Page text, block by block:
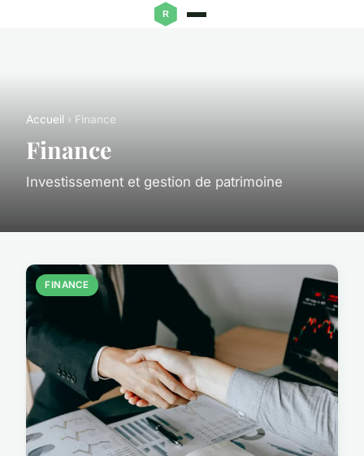
Accueil › Finance
Finance
Investissement et gestion de patrimoine
FINANCE